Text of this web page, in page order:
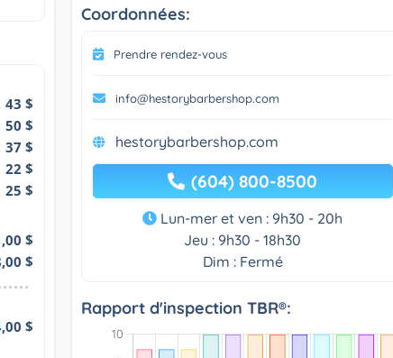
43 $
50 $
37 $
22 $
25 $
$
$
$
Coordonnées:
Prendre rendez-vous
info@hestorybarbershop.com
hestorybarbershop.com
(604) 800-8500
Lun-mer et ven : 9h30 - 20h
Jeu : 9h30 - 18h30
Dim : Fermé
Rapport d'inspection TBR®: